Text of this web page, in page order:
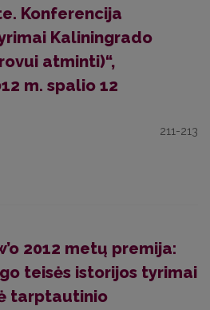
Konferencija
Kaliningrado
atminti)“,
m. spalio 12
211-213
2012 metų premija:
teisės istorijos tyrimai
tarptautinio